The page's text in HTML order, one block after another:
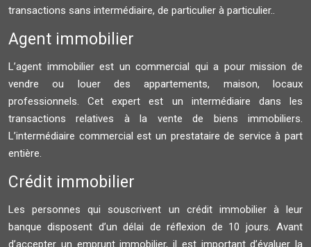
transactions sans intermédiaire, de particulier à particulier..
Agent immobilier
L’agent immobilier est un commercial qui a pour mission de
vendre ou louer des appartements, maison, locaux
professionnels. Cet expert est un intermédiaire dans les
transactions relatives à la vente de biens immobiliers.
L’intermédiaire commercial est un prestataire de service à part
entière.
Crédit immobilier
Les personnes qui souscrivent un crédit immobilier à leur
banque disposent d’un délai de réflexion de 10 jours. Avant
d’accepter un emprunt immobilier, il est important d’évaluer la